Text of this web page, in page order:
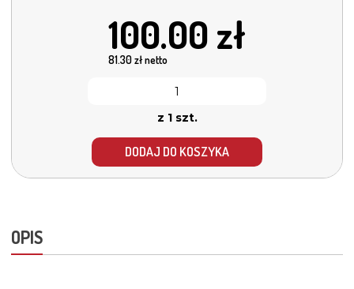
100.00 zł
81.30zł netto
z 1 szt.
DODAJ DO KOSZYKA
OPIS